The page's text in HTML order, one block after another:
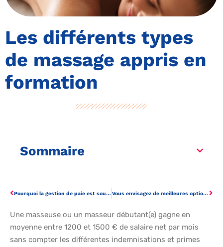
Les différents types
de massage appris en
formation
Sommaire
Pourquoi la gestion de paie est souvent traitée en externe ? Vous envisagez de meilleures options pour la productivité de votre entreprise ?
Une masseuse ou un masseur débutant(e) gagne en
moyenne entre 1200 et 1500 € de salaire net par mois
sans compter les différentes indemnisations et primes